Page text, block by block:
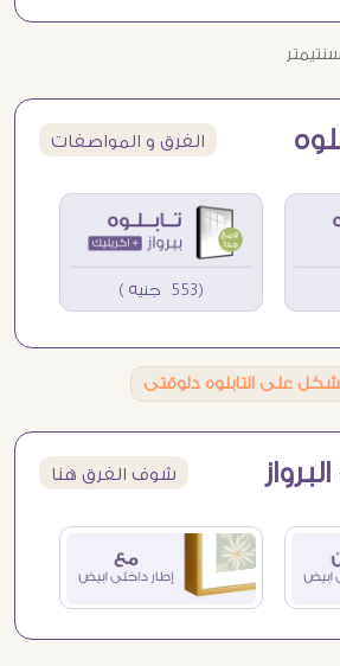
الفرق و المواصفات
(553 جنيه )
على التابلوه دلوقتى
شوف الفرق هنا